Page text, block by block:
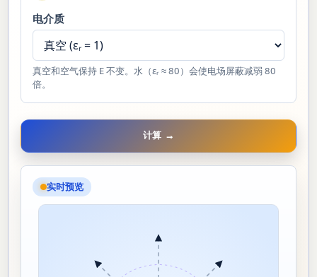
电介质
真空和空气保持 E 不变。水（εᵣ ≈ 80）会使电场屏蔽减弱 80
倍。
计算 →
实时预览